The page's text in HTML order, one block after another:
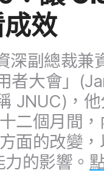
效
深​副總裁​兼​
者​大會」​(
JNUC)，​
二​個​月間，​
面​的​改變
的​影響。